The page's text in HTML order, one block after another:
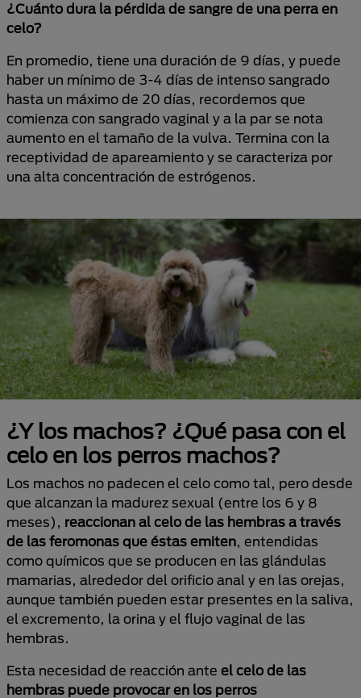
¿Cuánto dura la pérdida de sangre de una perra en
celo?
En promedio, tiene una duración de 9 días, y puede
haber un mínimo de 3-4 días de intenso sangrado
hasta un máximo de 20 días, recordemos que
comienza con sangrado vaginal y a la par se nota
aumento en el tamaño de la vulva. Termina con la
receptividad de apareamiento y se caracteriza por
una alta concentración de estrógenos.
¿Y los machos? ¿Qué pasa con el
celo en los perros machos?
Los machos no padecen el celo como tal, pero desde
que alcanzan la madurez sexual (entre los 6 y 8
meses), reaccionan al celo de las hembras a través
de las feromonas que éstas emiten, entendidas
como químicos que se producen en las glándulas
mamarias, alrededor del orificio anal y en las orejas,
aunque también pueden estar presentes en la saliva,
el excremento, la orina y el flujo vaginal de las
hembras.
Esta necesidad de reacción ante el celo de las
hembras puede provocar en los perros